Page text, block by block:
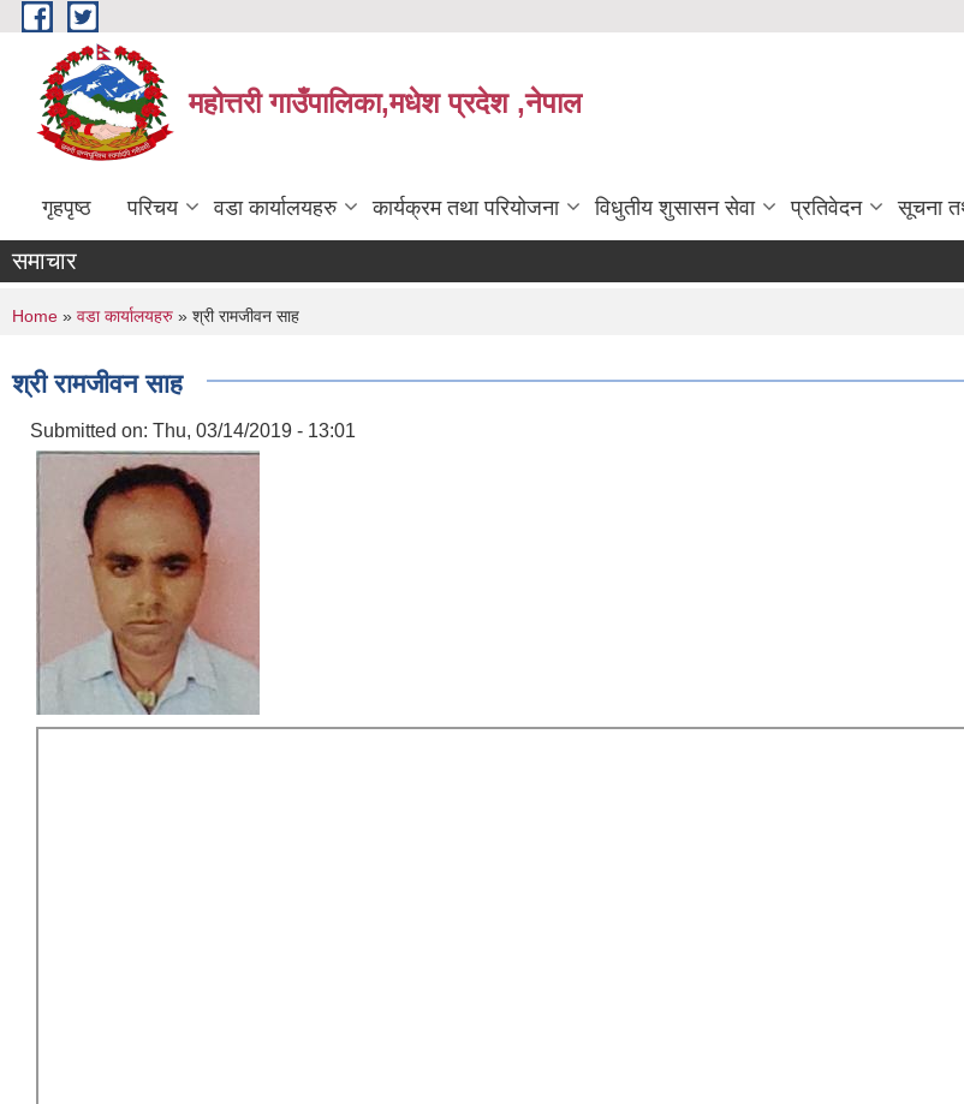
Skip to main content
महोत्तरी गाउँपालिका,मधेश प्रदेश ,नेपाल
गृहपृष्ठ परिचय वडा कार्यालयहरु कार्यक्रम तथा परियोजना विधुतीय शुसासन सेवा प्रतिवेदन सूचना
समाचार
You are here
Home » वडा कार्यालयहरु » श्री रामजीवन साह
श्री रामजीवन साह
Submitted on: Thu, 03/14/2019 - 13:01